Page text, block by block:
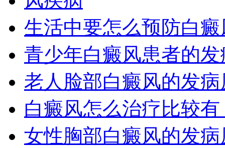
生活中要怎么预防白
青少年白癜风患者的
老人脸部白癜风的发
白癜风怎么治疗比较有
女性胸部白癜风的发